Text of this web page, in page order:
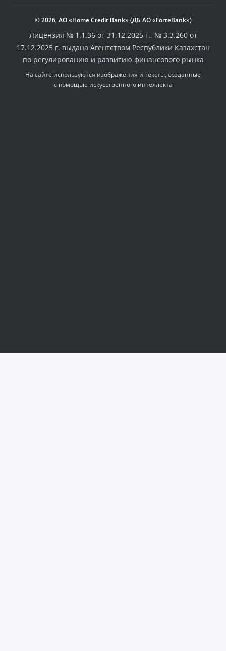
© 2026, АО «Home Credit Bank» (ДБ АО «ForteBank»)
Лицензия № 1.1.36 от 31.12.2025 г., № 3.3.260 от
17.12.2025 г. выдана Агентством Республики Казахстан
по регулированию и развитию финансового рынка
На сайте используются изображения и тексты, созданные
с помощью искусственного интеллекта